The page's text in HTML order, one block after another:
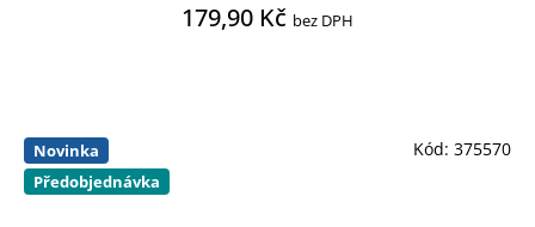
179,90 Kč bez DPH
Novinka
Předobjednávka
Kód: 375570